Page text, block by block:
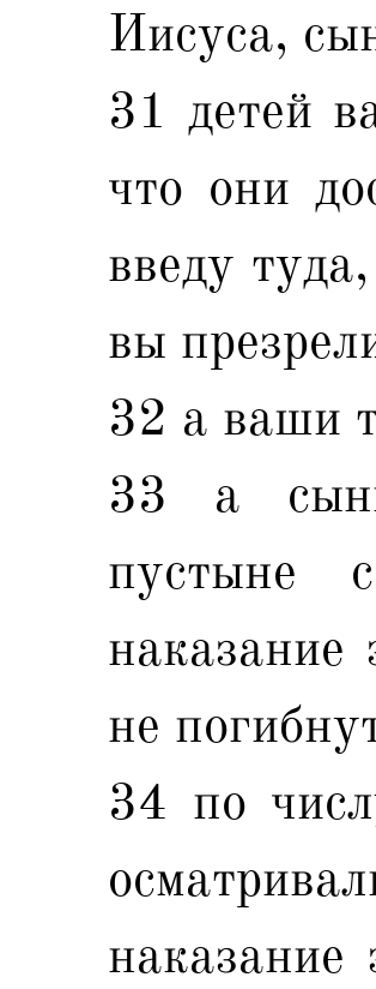
Иисуса,
31 детей
что они
введу
вы
32 а ваши
33 а
пустыне
наказание
не
34 по